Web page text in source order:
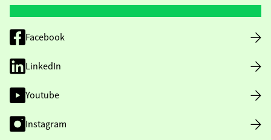
Facebook
LinkedIn
Youtube
Instagram